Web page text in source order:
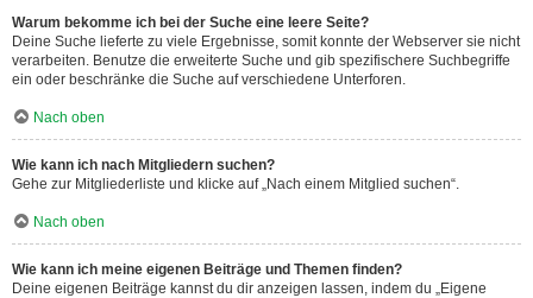
Warum bekomme ich bei der Suche eine leere Seite?
Deine Suche lieferte zu viele Ergebnisse, somit konnte der Webserver sie nicht
verarbeiten. Benutze die erweiterte Suche und gib spezifischere Suchbegriffe
ein oder beschränke die Suche auf verschiedene Unterforen.
Nach oben
Wie kann ich nach Mitgliedern suchen?
Gehe zur Mitgliederliste und klicke auf „Nach einem Mitglied suchen“.
Nach oben
Wie kann ich meine eigenen Beiträge und Themen finden?
Deine eigenen Beiträge kannst du dir anzeigen lassen, indem du „Eigene